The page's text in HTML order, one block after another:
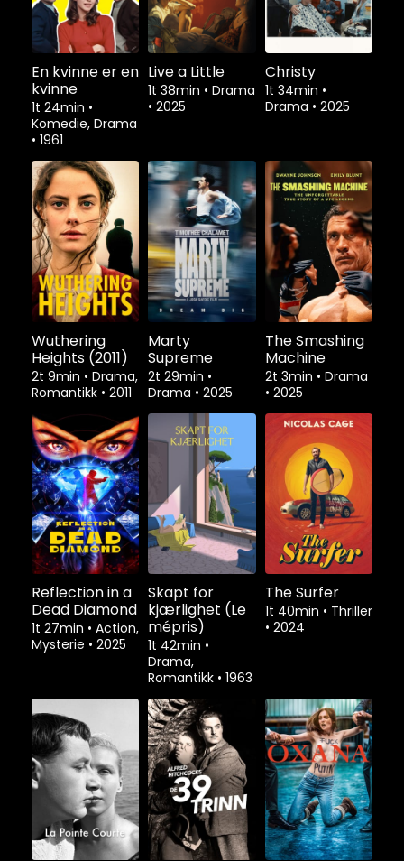
En kvinne er en
kvinne
1t 24min •
Komedie, Drama
• 1961
Live a Little
1t 38min • Drama
• 2025
Christy
1t 34min •
Drama • 2025
Wuthering
Heights (2011)
2t 9min • Drama,
Romantikk • 2011
Marty
Supreme
2t 29min •
Drama • 2025
The Smashing
Machine
2t 3min • Drama
• 2025
Reflection in a
Dead Diamond
1t 27min • Action,
Mysterie • 2025
Skapt for
kjærlighet (Le
mépris)
1t 42min •
Drama,
Romantikk • 1963
The Surfer
1t 40min • Thriller
• 2024